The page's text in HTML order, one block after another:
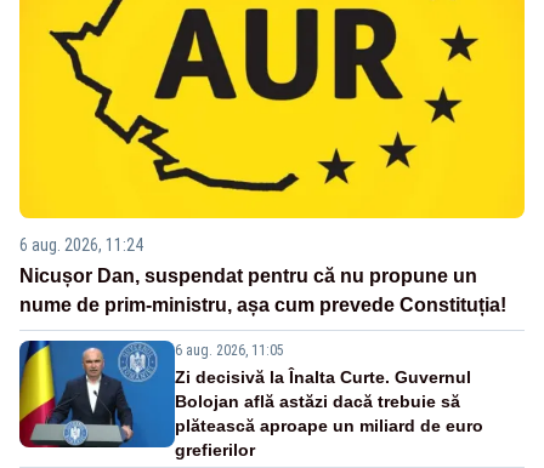
6 aug. 2026, 11:24
Nicușor Dan, suspendat pentru că nu propune un
nume de prim-ministru, așa cum prevede Constituția!
6 aug. 2026, 11:05
Zi decisivă la Înalta Curte. Guvernul
Bolojan află astăzi dacă trebuie să
plătească aproape un miliard de euro
grefierilor